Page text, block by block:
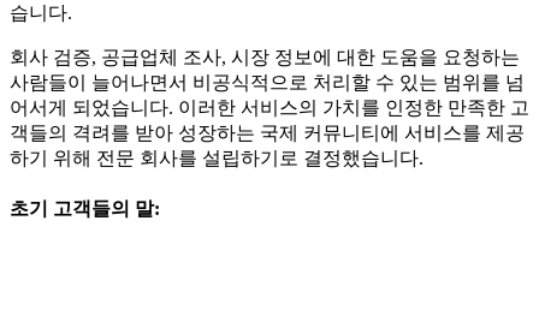
습니다.
회사 검증, 공급업체 조사, 시장 정보에 대한 도움을 요청하는
사람들이 늘어나면서 비공식적으로 처리할 수 있는 범위를 넘
어서게 되었습니다. 이러한 서비스의 가치를 인정한 만족한 고
객들의 격려를 받아 성장하는 국제 커뮤니티에 서비스를 제공
하기 위해 전문 회사를 설립하기로 결정했습니다.
초기 고객들의 말: